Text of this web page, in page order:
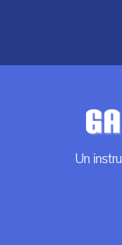
Un